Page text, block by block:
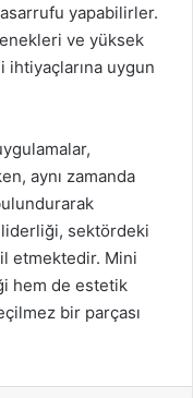
yapabilirler.
ve yüksek
ihtiyaçlarına uygun
aynı zamanda
liderliği, sektördeki
etmektedir. Mini
hem de estetik
bir parçası